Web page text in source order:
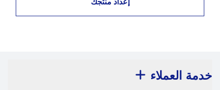
خدمة العملاء